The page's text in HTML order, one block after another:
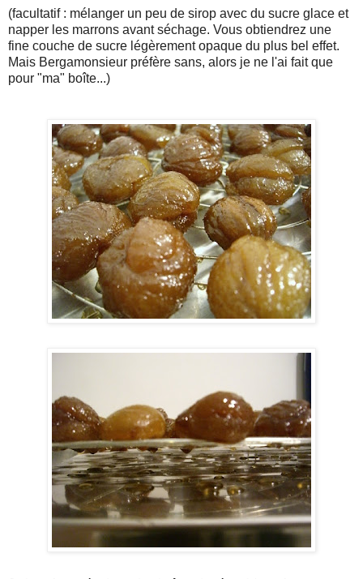
(facultatif : mélanger un peu de sirop avec du sucre glace et
napper les marrons avant séchage. Vous obtiendrez une
fine couche de sucre légèrement opaque du plus bel effet.
Mais Bergamonsieur préfère sans, alors je ne l'ai fait que
pour "ma" boîte...)